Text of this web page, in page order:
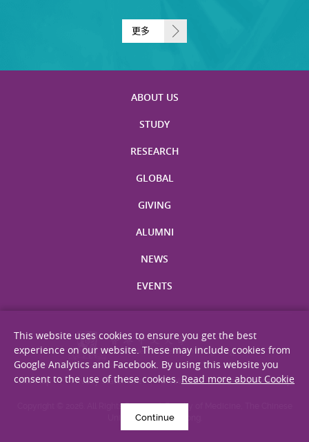
更多
ABOUT US
STUDY
RESEARCH
GLOBAL
GIVING
ALUMNI
NEWS
EVENTS
Site Map Privacy Statement Disclaimer Web Accessibility
Copyright © 2026. All Rights Reserved. Faculty of Medicine, The Chinese
University of Hong Kong.
This website uses cookies to ensure you get the best
experience on our website. These may include cookies from
Google Analytics and Facebook. By using this website you
consent to the use of these cookies. Read more about Cookie
Continue